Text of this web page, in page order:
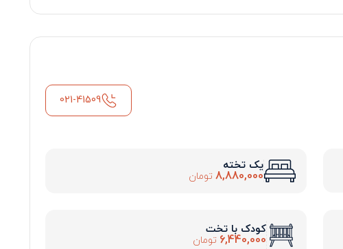
021-41509
یک تخته
8,880,000 تومان
کودک با تخت
6,440,000 تومان